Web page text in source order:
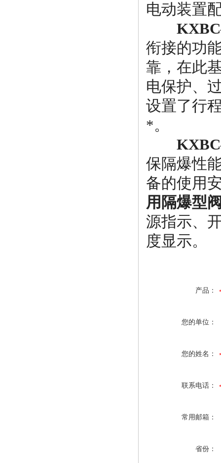
电动装置
衔接的功
靠，在此
电保护、
设置了行
*。
保隔爆性
备的使用
用隔爆型
源指示、
度显示。
产品：
您的单位：
您的姓名：
联系电话：
常用邮箱：
省份：